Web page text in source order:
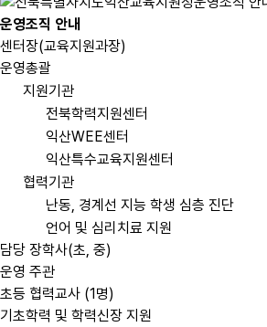
운영조직 안내
센터장(교육지원과장)
운영총괄
지원기관
전북학력지원센터
익산WEE센터
익산특수교육지원센터
협력기관
난동, 경계선 지능 학생 심층 진단
언어 및 심리치료 지원
담당 장학사(초, 중)
운영 주관
초등 협력교사 (1명)
기초학력 및 학력신장 지원